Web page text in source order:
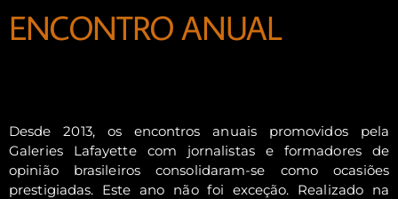
ENCONTRO ANUAL
Desde 2013, os encontros anuais promovidos pela
Galeries Lafayette com jornalistas e formadores de
opinião brasileiros consolidaram-se como ocasiões
prestigiadas. Este ano não foi exceção. Realizado na